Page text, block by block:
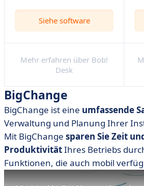
Siehe software
Mehr erfahren über Bob!
Desk
BigChange
BigChange ist eine umfassende
Verwaltung und Planung Ihrer
Mit BigChange sparen Sie Zeit
ProduktivitätIhres Betriebs
Funktionen, die auch mobil